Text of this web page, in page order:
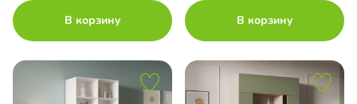
В корзину В корзину